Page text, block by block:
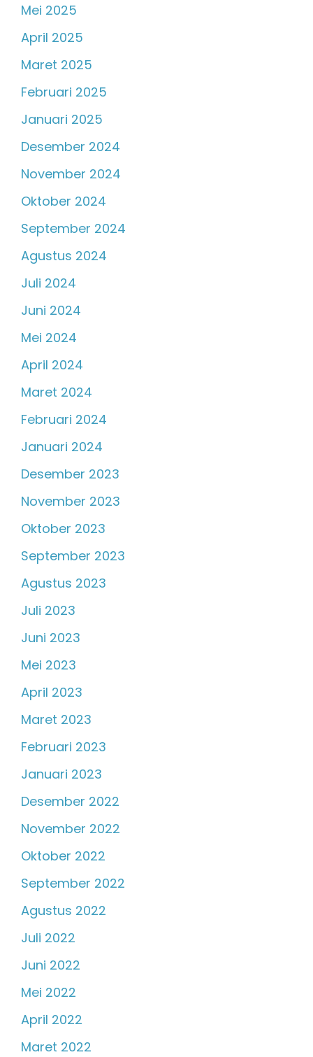
Mei 2025
April 2025
Maret 2025
Februari 2025
Januari 2025
Desember 2024
November 2024
Oktober 2024
September 2024
Agustus 2024
Juli 2024
Juni 2024
Mei 2024
April 2024
Maret 2024
Februari 2024
Januari 2024
Desember 2023
November 2023
Oktober 2023
September 2023
Agustus 2023
Juli 2023
Juni 2023
Mei 2023
April 2023
Maret 2023
Februari 2023
Januari 2023
Desember 2022
November 2022
Oktober 2022
September 2022
Agustus 2022
Juli 2022
Juni 2022
Mei 2022
April 2022
Maret 2022